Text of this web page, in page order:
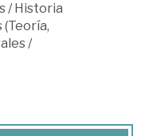
/Historia
/